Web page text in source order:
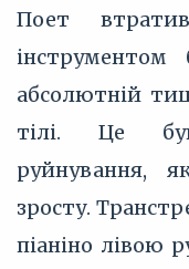
Поет
абсолютній
тілі. Це
руйнування,
зросту.
піаніно лівою